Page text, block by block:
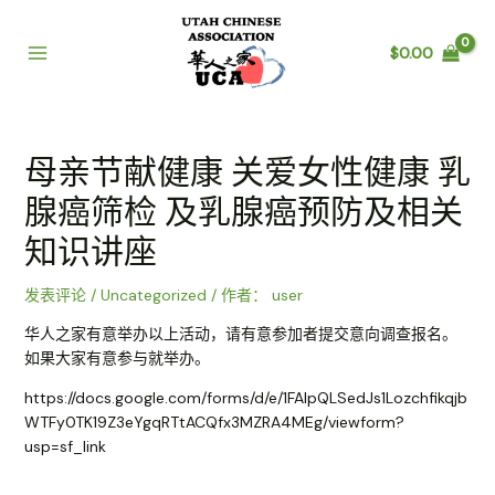
$0.00
母亲节献健康 关爱女性健康 乳
腺癌筛检 及乳腺癌预防及相关
知识讲座
发表评论 / Uncategorized / 作者：
user
华人之家有意举办以上活动，请有意参加者提交意向调查报名。
如果大家有意参与就举办。
https://docs.google.com/forms/d/e/1FAIpQLSedJs1Lozchfikqjb
WTFy0TK19Z3eYgqRTtACQfx3MZRA4MEg/viewform?
usp=sf_link